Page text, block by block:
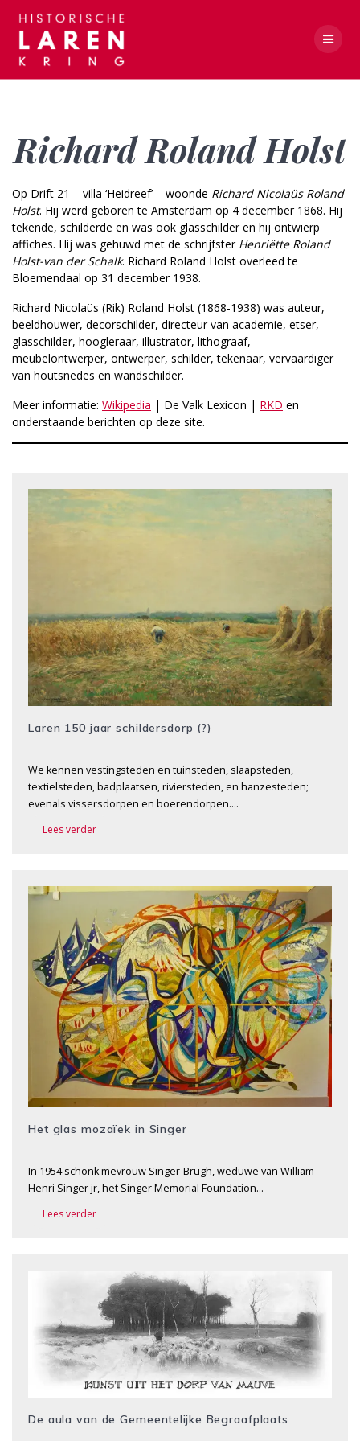
Richard Roland Holst
Op Drift 21 – villa ‘Heidreef’ – woonde Richard Nicolaüs Roland
Holst. Hij werd geboren te Amsterdam op 4 december 1868. Hij
tekende, schilderde en was ook glasschilder en hij ontwierp
affiches. Hij was gehuwd met de schrijfster Henriëtte Roland
Holst-van der Schalk. Richard Roland Holst overleed te
Bloemendaal op 31 december 1938.
Richard Nicolaüs (Rik) Roland Holst (1868-1938) was auteur,
beeldhouwer, decorschilder, directeur van academie, etser,
glasschilder, hoogleraar, illustrator, lithograaf,
meubelontwerper, ontwerper, schilder, tekenaar, vervaardiger
van houtsnedes en wandschilder.
Meer informatie: Wikipedia | De Valk Lexicon | RKD en
onderstaande berichten op deze site.
Laren 150 jaar schildersdorp (?)
We kennen vestingsteden en tuinsteden, slaapsteden,
textielsteden, badplaatsen, riviersteden, en hanzesteden;
evenals vissersdorpen en boerendorpen….
Lees verder
Het glas mozaïek in Singer
In 1954 schonk mevrouw Singer-Brugh, weduwe van William
Henri Singer jr, het Singer Memorial Foundation…
Lees verder
De aula van de Gemeentelijke Begraafplaats